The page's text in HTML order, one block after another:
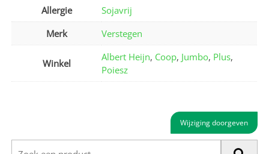
Allergie
Sojavrij
Merk
Verstegen
Winkel
Albert Heijn, Coop, Jumbo, Plus,
Poiesz
Wijziging doorgeven